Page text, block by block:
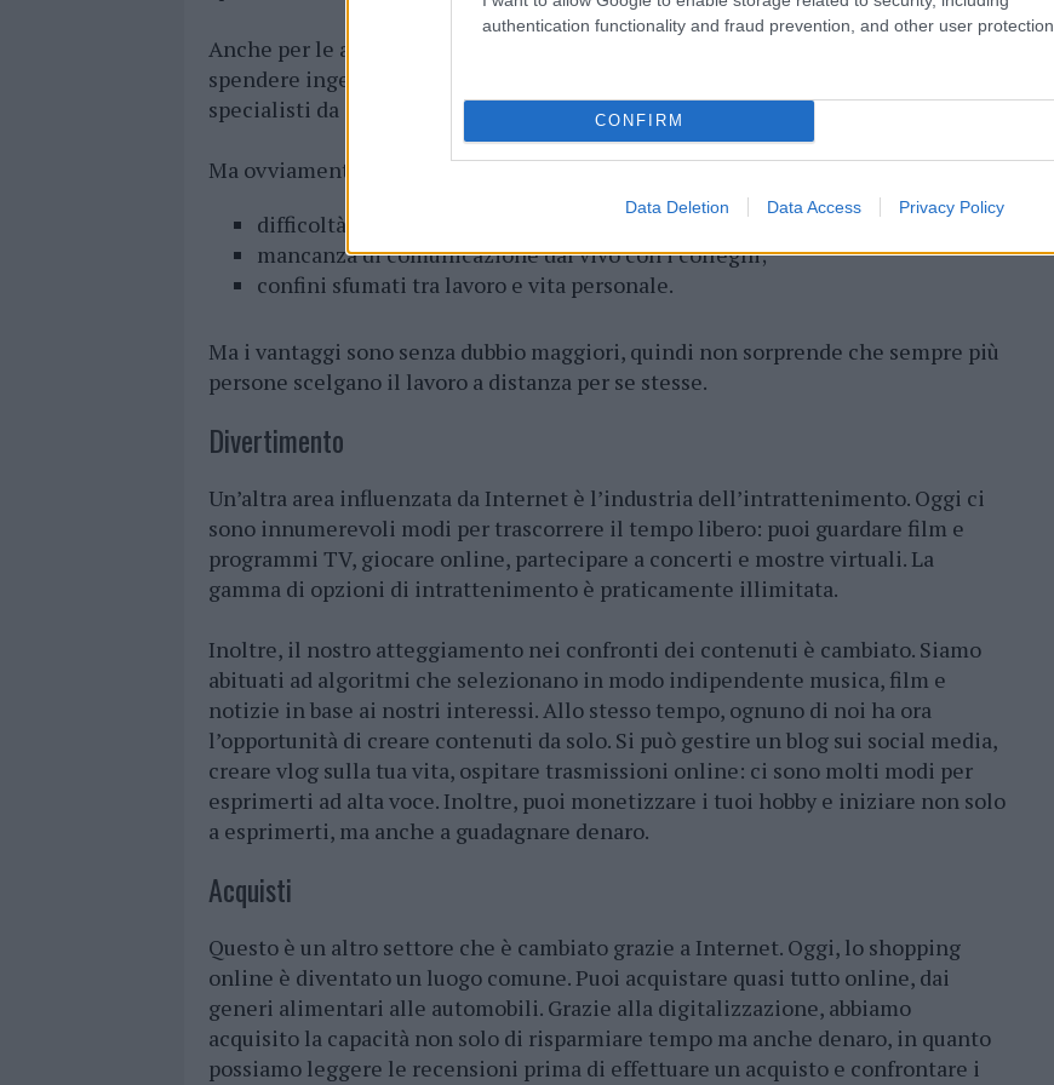
authentication functionality and fraud prevention, and other user protection.
CONFIRM
Data Deletion Data Access Privacy Policy
Anche per le aziende, il lavoro a distanza è vantaggioso: non è necessario
spendere ingenti somme per l’affitto di uffici. Inoltre, si possono assumere
specialisti da altri paesi senza problemi.
Ma ovviamente dobbiamo anche ricordare gli svantaggi del lavoro a distanza:
difficoltà nell’organizzare uno spazio di lavoro a casa;
mancanza di comunicazione dal vivo con i colleghi;
confini sfumati tra lavoro e vita personale.
Ma i vantaggi sono senza dubbio maggiori, quindi non sorprende che sempre più
persone scelgano il lavoro a distanza per se stesse.
Divertimento
Un’altra area influenzata da Internet è l’industria dell’intrattenimento. Oggi ci
sono innumerevoli modi per trascorrere il tempo libero: puoi guardare film e
programmi TV, giocare online, partecipare a concerti e mostre virtuali. La
gamma di opzioni di intrattenimento è praticamente illimitata.
Inoltre, il nostro atteggiamento nei confronti dei contenuti è cambiato. Siamo
abituati ad algoritmi che selezionano in modo indipendente musica, film e
notizie in base ai nostri interessi. Allo stesso tempo, ognuno di noi ha ora
l’opportunità di creare contenuti da solo. Si può gestire un blog sui social media,
creare vlog sulla tua vita, ospitare trasmissioni online: ci sono molti modi per
esprimerti ad alta voce. Inoltre, puoi monetizzare i tuoi hobby e iniziare non solo
a esprimerti, ma anche a guadagnare denaro.
Acquisti
Questo è un altro settore che è cambiato grazie a Internet. Oggi, lo shopping
online è diventato un luogo comune. Puoi acquistare quasi tutto online, dai
generi alimentari alle automobili. Grazie alla digitalizzazione, abbiamo
acquisito la capacità non solo di risparmiare tempo ma anche denaro, in quanto
possiamo leggere le recensioni prima di effettuare un acquisto e confrontare i